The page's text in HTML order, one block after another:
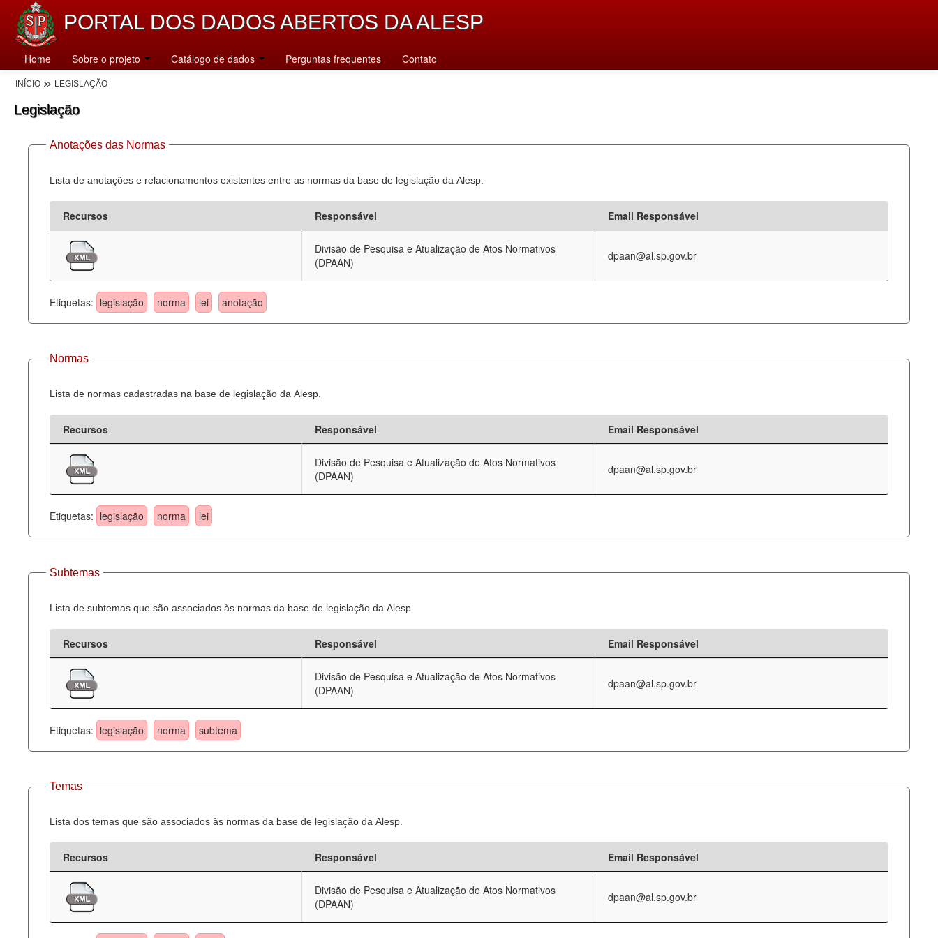
PORTAL DOS DADOS ABERTOS DA ALESP
Home Sobre o projeto Catálogo de dados Perguntas frequentes Contato
INÍCIO LEGISLAÇÃO
Legislação
Anotações das Normas
Lista de anotações e relacionamentos existentes entre as normas da base de legislação da Alesp.
Recursos Responsável Email Responsável
Divisão de Pesquisa e Atualização de Atos Normativos
(DPAAN)
dpaan@al.sp.gov.br
Etiquetas: legislação norma lei anotação
Normas
Lista de normas cadastradas na base de legislação da Alesp.
Recursos Responsável Email Responsável
Divisão de Pesquisa e Atualização de Atos Normativos
(DPAAN)
dpaan@al.sp.gov.br
Etiquetas: legislação norma lei
Subtemas
Lista de subtemas que são associados às normas da base de legislação da Alesp.
Recursos Responsável Email Responsável
Divisão de Pesquisa e Atualização de Atos Normativos
(DPAAN)
dpaan@al.sp.gov.br
Etiquetas: legislação norma subtema
Temas
Lista dos temas que são associados às normas da base de legislação da Alesp.
Recursos Responsável Email Responsável
Divisão de Pesquisa e Atualização de Atos Normativos
(DPAAN)
dpaan@al.sp.gov.br